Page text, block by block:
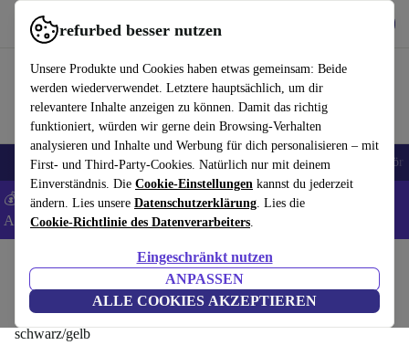
refurbed besser nutzen
Unsere Produkte und Cookies haben etwas gemeinsam: Beide
werden wiederverwendet. Letztere hauptsächlich, um dir
relevantere Inhalte anzeigen zu können. Damit das richtig
funktioniert, würden wir gerne dein Browsing-Verhalten
analysieren und Inhalte und Werbung für dich personalisieren – mit
First- und Third-Party-Cookies. Natürlich nur mit deinem
Einverständnis. Die Cookie-Einstellungen kannst du jederzeit
ändern. Lies unsere Datenschutzerklärung. Lies die
Cookie-Richtlinie des Datenverarbeiters.
Eingeschränkt nutzen
ANPASSEN
ALLE COOKIES AKZEPTIEREN
refurbed schnell und einfach nutzen
🎒 Back to school Handys Laptops Tablets Smartwatches Zubehör
💰 Extra -5% auf Samsung- und Google-Smartphones - Code:
ANDROID5 -AGB
Haushalt Bodenpflege Staubsauger
Kärcher DS 6 Staubsauger
schwarz/gelb